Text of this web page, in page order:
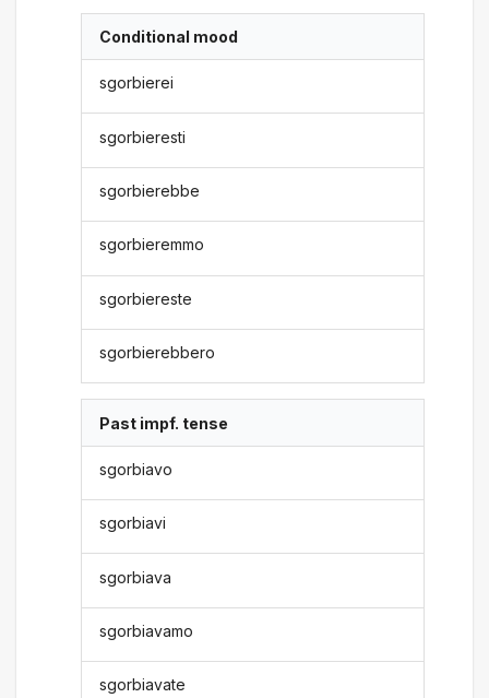
Conditional mood
sgorbierei
sgorbieresti
sgorbierebbe
sgorbieremmo
sgorbiereste
sgorbierebbero
Past impf. tense
sgorbiavo
sgorbiavi
sgorbiava
sgorbiavamo
sgorbiavate